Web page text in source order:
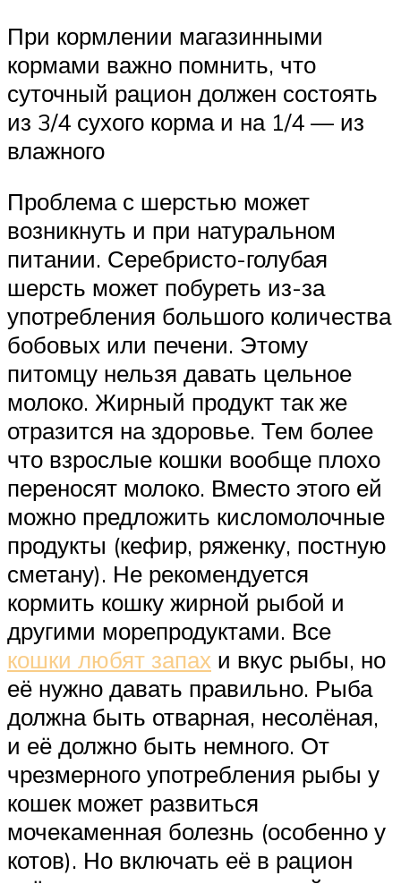
При кормлении магазинными
кормами важно помнить, что
суточный рацион должен состоять
из 3/4 сухого корма и на 1/4 — из
влажного
Проблема с шерстью может
возникнуть и при натуральном
питании. Серебристо-голубая
шерсть может побуреть из-за
употребления большого количества
бобовых или печени. Этому
питомцу нельзя давать цельное
молоко. Жирный продукт так же
отразится на здоровье. Тем более
что взрослые кошки вообще плохо
переносят молоко. Вместо этого ей
можно предложить кисломолочные
продукты (кефир, ряженку, постную
сметану). Не рекомендуется
кормить кошку жирной рыбой и
другими морепродуктами. Все
кошки любят запах и вкус рыбы, но
её нужно давать правильно. Рыба
должна быть отварная, несолёная,
и её должно быть немного. От
чрезмерного употребления рыбы у
кошек может развиться
мочекаменная болезнь (особенно у
котов). Но включать её в рацион